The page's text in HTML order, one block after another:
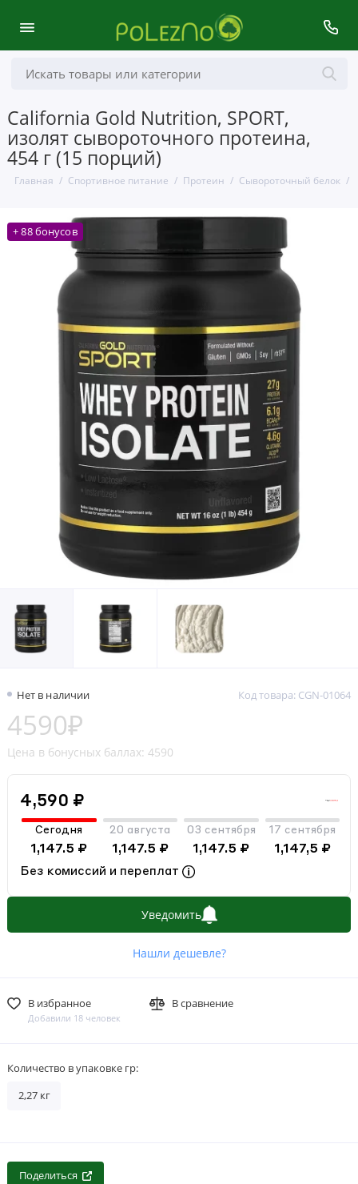
California Gold Nutrition, SPORT,
изолят сывороточного протеина,
454 г (15 порций)
Главная Спортивное питание Протеин Сывороточный белок
+ 88 бонусов
Нет в наличии Код товара: CGN-01064
4590₽
Цена в бонусных баллах: 4590
4,590 ₽
Сегодня
1,147.5 ₽
20 августа
1,147.5 ₽
03 сентября
1,147.5 ₽
17 сентября
1,147,5 ₽
Без комиссий и переплат
Уведомить
Нашли дешевле?
В избранное
Добавили 18 человек
В сравнение
Количество в упаковке гр:
2,27 кг
Поделиться